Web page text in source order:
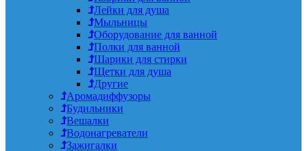
Лейки для душа
Мыльницы
Оборудование для ванной
Полки для ванной
Шарики для стирки
Щетки для душа
Другие
Аромадиффузоры
Будильники
Вешалки
Водонагреватели
Зажигалки